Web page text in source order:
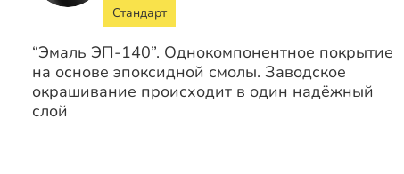
Стандарт
“Эмаль ЭП-140”. Однокомпонентное покрытие
на основе эпоксидной смолы. Заводское
окрашивание происходит в один надёжный
слой